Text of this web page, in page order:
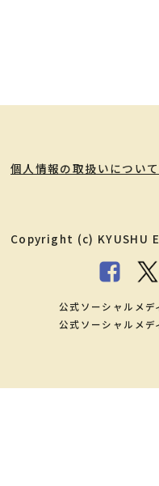
個人情報の取扱いについて
Copyright (c) KYUSHU
公式ソーシャルメデ
公式ソーシャルメデ